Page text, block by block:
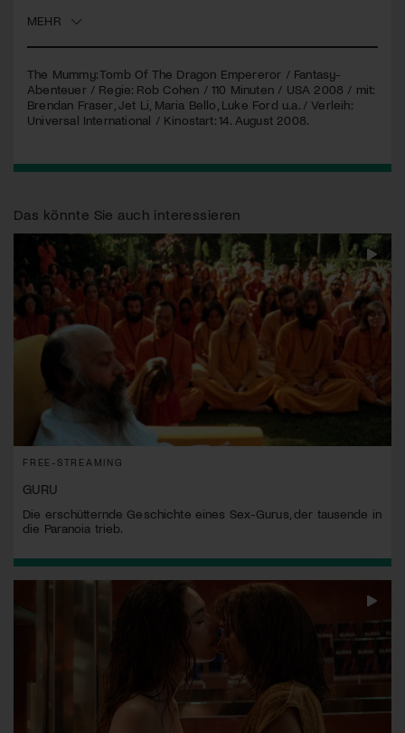
MEHR
The Mummy: Tomb Of The Dragon Empereror / Fantasy-
Abenteuer / Regie: Rob Cohen / 110 Minuten / USA 2008 / mit:
Brendan Fraser, Jet Li, Maria Bello, Luke Ford u.a. / Verleih:
Universal International / Kinostart: 14. August 2008.
Das könnte Sie auch interessieren
FREE-STREAMING
GURU
Die erschütternde Geschichte eines Sex-Gurus, der tausende in
die Paranoia trieb.
Jetzt Mitglied werden